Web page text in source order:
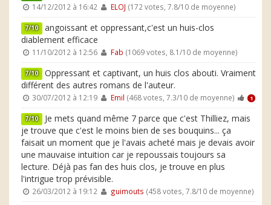
14/12/2012 à 16:42 ELOJ (172 votes, 7.8/10 de moyenne)
7/10 angoissant et oppressant,c'est un huis-clos
diablement efficace
11/10/2012 à 12:56 Fab (1069 votes, 8.1/10 de moyenne)
7/10 Oppressant et captivant, un huis clos abouti. Vraiment
différent des autres romans de l'auteur.
30/07/2012 à 12:19 Emil (468 votes, 7.3/10 de moyenne) 1
7/10 Je mets quand même 7 parce que c'est Thilliez, mais
je trouve que c'est le moins bien de ses bouquins... ça
faisait un moment que je l'avais acheté mais je devais avoir
une mauvaise intuition car je repoussais toujours sa
lecture. Déjà pas fan des huis clos, je trouve en plus
l'intrigue trop prévisible.
26/03/2012 à 19:12 guimouts (458 votes, 7.8/10 de moyenne)